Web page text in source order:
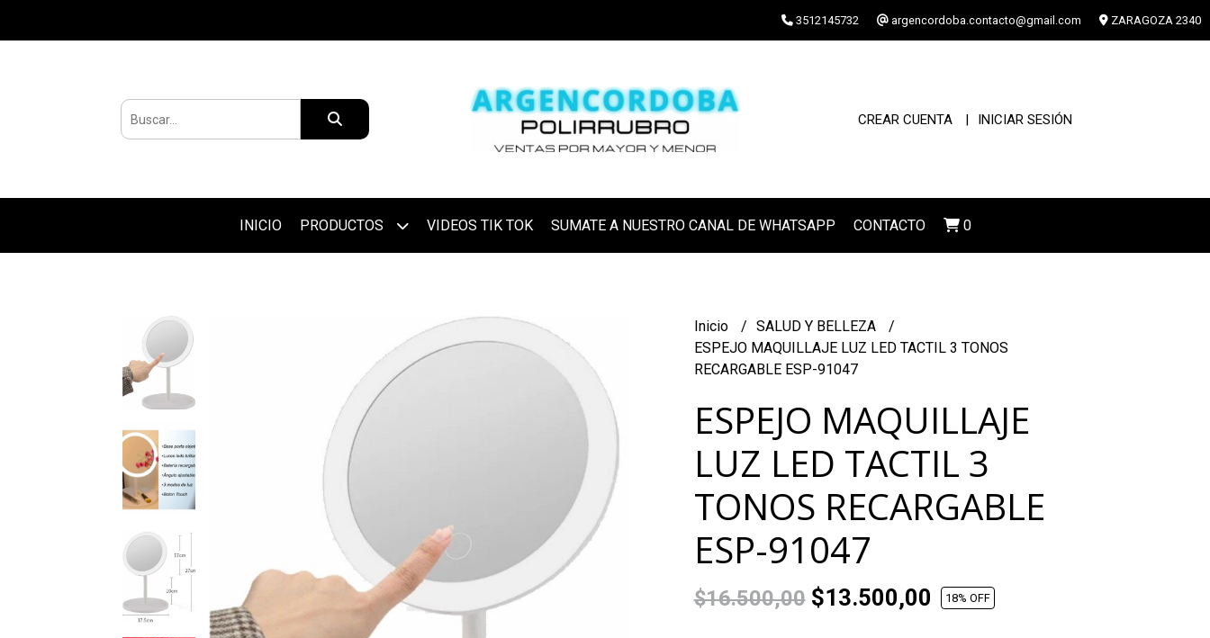
3512145732 argencordoba.contacto@gmail.com ZARAGOZA 2340
CREAR CUENTA INICIAR SESIÓN
INICIO PRODUCTOS VIDEOS TIK TOK SUMATE A NUESTRO CANAL DE WHATSAPP CONTACTO 0
Inicio
SALUD Y BELLEZA
ESPEJO MAQUILLAJE LUZ LED TACTIL 3 TONOS
RECARGABLE ESP-91047
ESPEJO MAQUILLAJE
LUZ LED TACTIL 3
TONOS RECARGABLE
ESP-91047
$16.500,00$13.500,00 18% OFF